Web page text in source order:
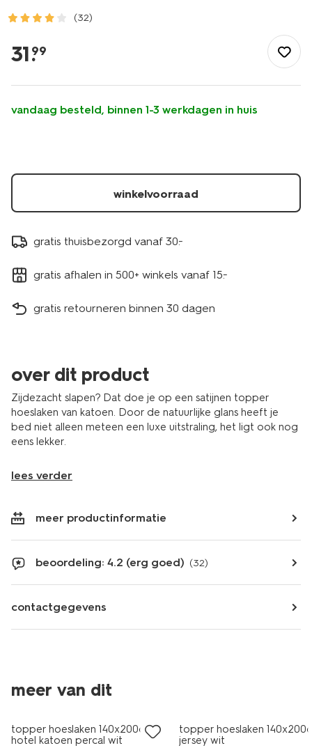
(32)
slapen/slapen/hoeslaken/topper-
hoeslaken-
hotel-
katoen-
satijn-
31.
99
vandaag besteld, binnen 1-3 werkdagen in huis
winkelvoorraad
gratis thuisbezorgd vanaf 30.-
gratis afhalen in 500+ winkels vanaf 15.-
gratis retourneren binnen 30 dagen
over dit product
Zijdezacht slapen? Dat doe je op een satijnen topper
hoeslaken van katoen. Door de natuurlijke glans heeft je
bed niet alleen meteen een luxe uitstraling, het ligt ook nog
eens lekker.
lees verder
meer productinformatie
beoordeling: 4.2 (erg goed) (32)
contactgegevens
meer van dit
30% korting
met je HEMA pas
topper hoeslaken 140x200cm
hotel katoen percal wit
topper hoeslaken
jersey wit